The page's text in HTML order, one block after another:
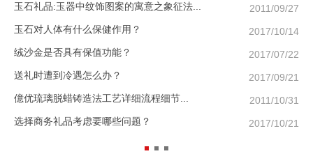
玉石礼品:玉器中纹饰图案的寓意之象征法...
2011/09/27
玉石对人体有什么保健作用？
2017/10/14
绒沙金是否具有保值功能？
2017/07/22
送礼时遭到冷遇怎么办？
2017/09/21
億优琉璃脱蜡铸造法工艺详细流程细节...
2011/10/31
选择商务礼品考虑要哪些问题？
2017/10/21